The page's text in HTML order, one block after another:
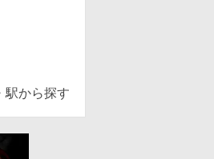
駅から探す